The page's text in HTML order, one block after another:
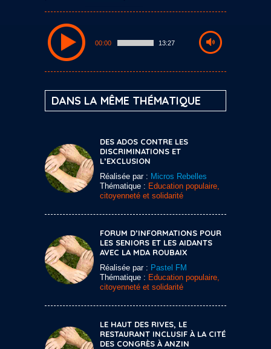
00:00 13:27
DANS LA MÊME THÉMATIQUE
DES ADOS CONTRE LES
DISCRIMINATIONS ET
L’EXCLUSION
Réalisée par : Micros Rebelles
Thématique : Education populaire,
citoyenneté et solidarité
FORUM D’INFORMATIONS POUR
LES SENIORS ET LES AIDANTS
AVEC LA MDA ROUBAIX
Réalisée par : Pastel FM
Thématique : Education populaire,
citoyenneté et solidarité
LE HAUT DES RIVES, LE
RESTAURANT INCLUSIF À LA CITÉ
DES CONGRÈS À ANZIN